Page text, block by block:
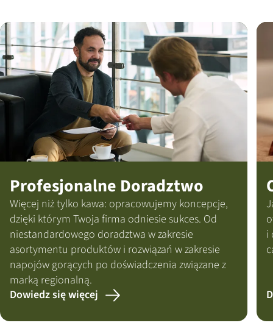
Profesjonalne Doradztwo
Więcej niż tylko kawa: opracowujemy koncepcje,
dzięki którym Twoja firma odniesie sukces. Od
niestandardowego doradztwa w zakresie
asortymentu produktów i rozwiązań w zakresie
napojów gorących po doświadczenia związane z
marką regionalną.
Dowiedz się więcej
i